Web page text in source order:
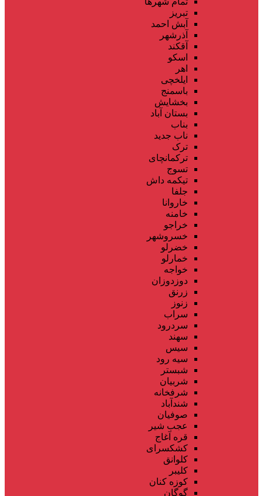
تبریز
آبش احمد
آذرشهر
آقکند
اسکو
اهر
ایلخچی
باسمنج
بخشایش
بستان آباد
بناب
ناب جدید
ترک
ترکمانچای
تسوج
تیکمه داش
جلفا
خاروانا
خامنه
خراجو
خسروشهر
خضرلو
خمارلو
خواجه
دوزدوزان
زرنق
زنوز
سراب
سردرود
سهند
سیس
سیه رود
شبستر
شربیان
شرفخانه
شندآباد
صوفیان
عجب شیر
قره آغاج
کشکسرای
کلوانق
کلیبر
کوزه کنان
گوگان